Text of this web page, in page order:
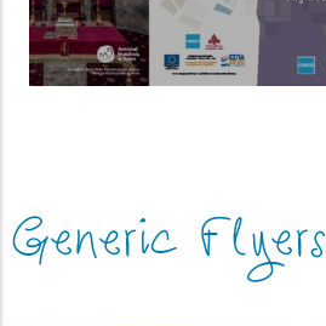
Generic Flyers